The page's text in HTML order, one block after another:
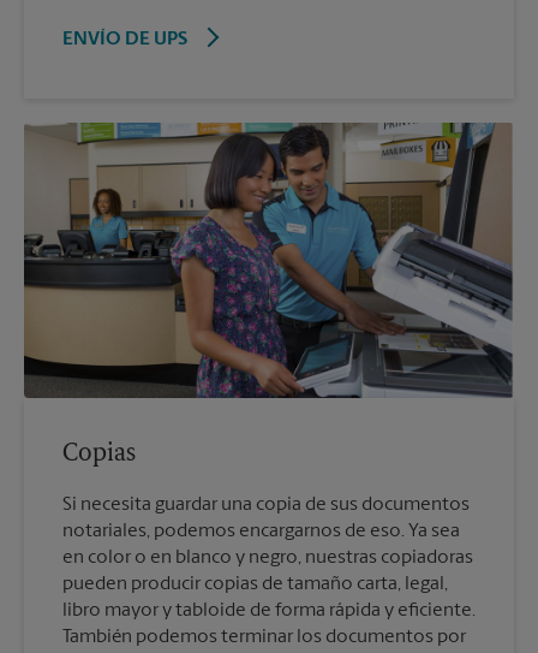
ENVÍO DE UPS
Copias
Si necesita guardar una copia de sus documentos
notariales, podemos encargarnos de eso. Ya sea
en color o en blanco y negro, nuestras copiadoras
pueden producir copias de tamaño carta, legal,
libro mayor y tabloide de forma rápida y eficiente.
También podemos terminar los documentos por